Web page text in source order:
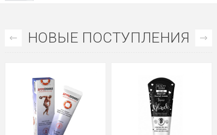
НОВЫЕ ПОСТУПЛЕНИЯ